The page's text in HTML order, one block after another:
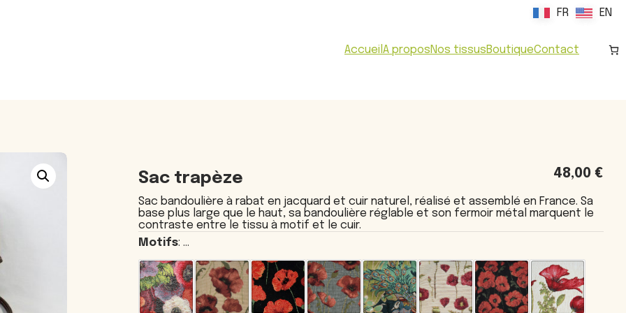
Accueil A proposNos tissusBoutiqueContact
Sac trapèze 48,00 €
Sac bandoulière à rabat en jacquard et cuir naturel, réalisé et assemblé en France. Sa
base plus large que le haut, sa bandoulière réglable et son fermoir métal marquent le
contraste entre le tissu à motif et le cuir.
Motifs: ...
FR EN
FR EN